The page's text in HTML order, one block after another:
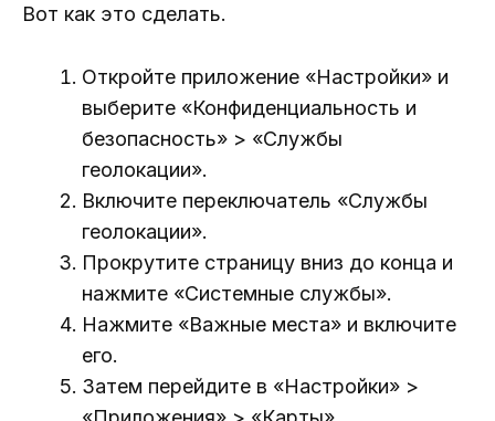
Вот как это сделать.
Откройте приложение «Настройки» и
выберите «Конфиденциальность и
безопасность» > «Службы
геолокации».
Включите переключатель «Службы
геолокации».
Прокрутите страницу вниз до конца и
нажмите «Системные службы».
Нажмите «Важные места» и включите
его.
Затем перейдите в «Настройки» >